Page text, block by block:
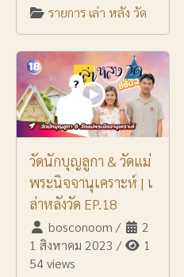
รายการ เล่า หลัง วัด
วัดนักบุญลูกา & วัดแม่
พระนิจจานุเคราะห์ | เ
ล่าหลังวัด EP.18
bosconoom /
2
1 สิงหาคม 2023 /
1
54 views